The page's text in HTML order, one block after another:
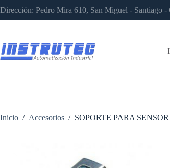
al
contenido
Dirección: Pedro Mira 610, San Miguel - Santiago
Inicio / Accesorios / SOPORTE PARA